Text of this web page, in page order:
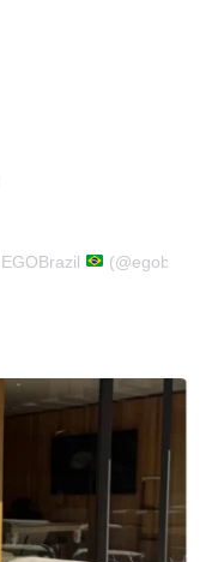
(@egobrazil)